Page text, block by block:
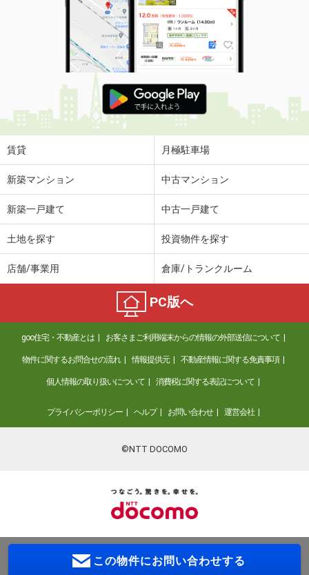
賃貸 月極駐車場
新築マンション 中古マンション
新築一戸建て 中古一戸建て
土地を探す 投資物件を探す
店舗/事業用 倉庫/トランクルーム
PC版へ
goo住宅・不動産とは お客さまご利用端末からの情報の外部送信について
物件に関するお問合せの流れ 情報提供元 不動産情報に関する免責事項
個人情報の取り扱いについて 消費税に関する表記について
プライバシーポリシー ヘルプ お問い合わせ 運営会社
©NTT DOCOMO
この物件にお問い合わせする